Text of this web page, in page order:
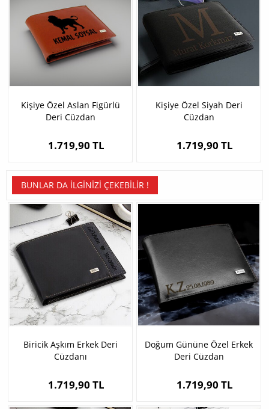
Kişiye Özel Aslan Figürlü
Deri Cüzdan
1.719,90 TL
Kişiye Özel Siyah Deri
Cüzdan
1.719,90 TL
BUNLAR DA İLGINIZI ÇEKEBILIR !
Biricik Aşkım Erkek Deri
Cüzdanı
1.719,90 TL
Doğum Gününe Özel Erkek
Deri Cüzdan
1.719,90 TL